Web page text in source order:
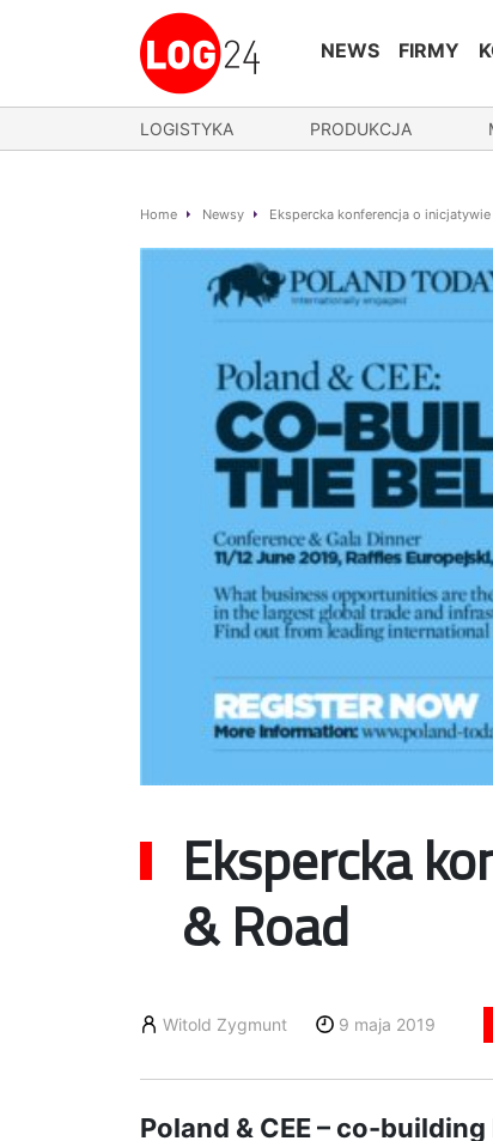
NEWS FIRMY
LOGISTYKA PRODUKCJA
Home Newsy Ekspercka konferencja o inicjatywie
Ekspercka
& Road
Witold Zygmunt 9 maja 2019
Poland & CEE – co-